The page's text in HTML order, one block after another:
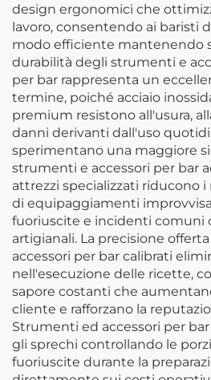
design ergonomici che
lavoro, consentendo ai baristi
modo efficiente mantenendo
durabilità degli strumenti e
per bar rappresenta un
termine, poiché acciaio
premium resistono all'usura,
danni derivanti dall'uso
sperimentano una maggiore
strumenti e accessori per bar
attrezzi specializzati riducono i
di equipaggiamenti
fuoriuscite e incidenti comuni
artigianali. La precisione
accessori per bar calibrati
nell'esecuzione delle ricette,
sapore costanti che
cliente e rafforzano la
Strumenti ed accessori per
gli sprechi controllando le
fuoriuscite durante la